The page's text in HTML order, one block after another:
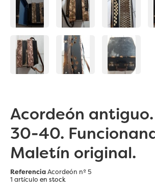
Acordeón antiguo.
30-40.
Maletín original.
ReferenciaAcordeón nº 5
1 artículo en stock